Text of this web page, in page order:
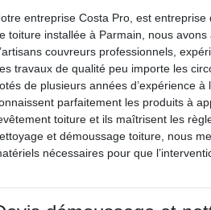
entreprise Costa Pro, est
toiture installée à Parmain, nous
couvreurs professionnels,
travaux de qualité peu importe les
de plusieurs années d’expérience
parfaitement les produits à
toiture et ils maîtrisent les
et démoussage toiture, nous
nécessaires pour que